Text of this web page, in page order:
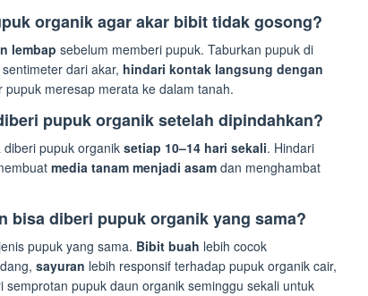
organik agar akar bibit tidak gosong?
lembap sebelum memberi pupuk. Taburkan pupuk di
dari akar, hindari kontak langsung dengan
meresap merata ke dalam tanah.
pupuk organik setelah dipindahkan?
pupuk organik setiap 10–14 hari sekali. Hindari
media tanam menjadi asam dan menghambat
bisa diberi pupuk organik yang sama?
pupuk yang sama. Bibit buah lebih cocok
sayuran lebih responsif terhadap pupuk organik cair,
semprotan pupuk daun organik seminggu sekali untuk